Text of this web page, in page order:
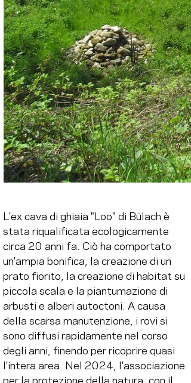
L'ex cava di ghiaia "Loo" di Bülach è
stata riqualificata ecologicamente
circa 20 anni fa. Ciò ha comportato
un'ampia bonifica, la creazione di un
prato fiorito, la creazione di habitat su
piccola scala e la piantumazione di
arbusti e alberi autoctoni. A causa
della scarsa manutenzione, i rovi si
sono diffusi rapidamente nel corso
degli anni, finendo per ricoprire quasi
l'intera area. Nel 2024, l'associazione
per la protezione della natura, con il